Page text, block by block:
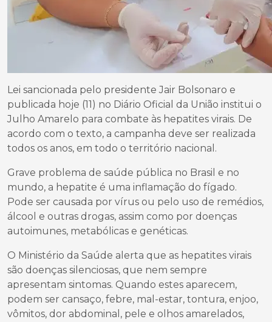
Lei sancionada pelo presidente Jair Bolsonaro e
publicada hoje (11) no Diário Oficial da União institui o
Julho Amarelo para combate às hepatites virais. De
acordo com o texto, a campanha deve ser realizada
todos os anos, em todo o território nacional.
Grave problema de saúde pública no Brasil e no
mundo, a hepatite é uma inflamação do fígado.
Pode ser causada por vírus ou pelo uso de remédios,
álcool e outras drogas, assim como por doenças
autoimunes, metabólicas e genéticas.
O Ministério da Saúde alerta que as hepatites virais
são doenças silenciosas, que nem sempre
apresentam sintomas. Quando estes aparecem,
podem ser cansaço, febre, mal-estar, tontura, enjoo,
vômitos, dor abdominal, pele e olhos amarelados,